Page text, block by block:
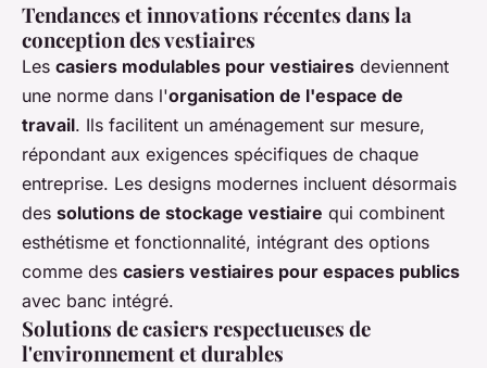
Tendances et innovations récentes dans la
conception des vestiaires
Les casiers modulables pour vestiaires deviennent
une norme dans l'organisation de l'espace de
travail. Ils facilitent un aménagement sur mesure,
répondant aux exigences spécifiques de chaque
entreprise. Les designs modernes incluent désormais
des solutions de stockage vestiaire qui combinent
esthétisme et fonctionnalité, intégrant des options
comme des casiers vestiaires pour espaces publics
avec banc intégré.
Solutions de casiers respectueuses de
l'environnement et durables